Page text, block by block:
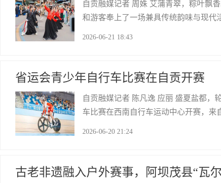
自贡融媒记者 周姝 艾蒲青翠，粽叶飘
和游客奉上了一场兼具传统韵味与现代
2026-06-21 18:43
省运会青少年自行车比赛在自贡开赛
自贡融媒记者 陈凡逸 应丽 盛夏盐都，
车比赛在西南自行车运动中心开赛，
2026-06-20 21:24
古老非遗融入户外赛事，阿坝茂县“瓦